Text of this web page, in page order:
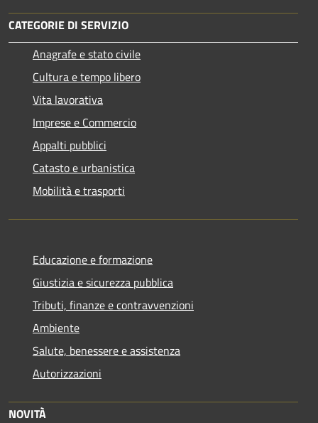
CATEGORIE DI SERVIZIO
Anagrafe e stato civile
Cultura e tempo libero
Vita lavorativa
Imprese e Commercio
Appalti pubblici
Catasto e urbanistica
Mobilità e trasporti
Educazione e formazione
Giustizia e sicurezza pubblica
Tributi, finanze e contravvenzioni
Ambiente
Salute, benessere e assistenza
Autorizzazioni
NOVITÀ